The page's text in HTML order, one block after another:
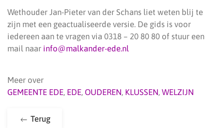
Wethouder Jan-Pieter van der Schans liet weten blij te
zijn met een geactualiseerde versie. De gids is voor
iedereen aan te vragen via 0318 – 20 80 80 of stuur een
mail naar info@malkander-ede.nl
Meer over
GEMEENTE EDE, EDE, OUDEREN, KLUSSEN, WELZIJN
Terug